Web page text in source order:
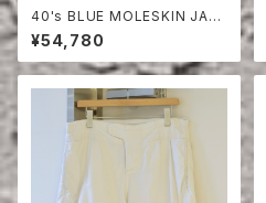
40's BLUE MOLESKIN JAC
KET
¥54,780